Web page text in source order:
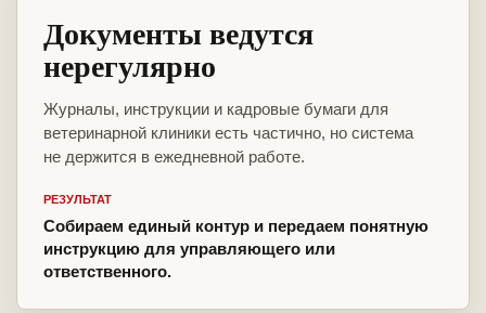
Документы ведутся
нерегулярно
Журналы, инструкции и кадровые бумаги для
ветеринарной клиники есть частично, но система
не держится в ежедневной работе.
РЕЗУЛЬТАТ
Собираем единый контур и передаем понятную
инструкцию для управляющего или
ответственного.